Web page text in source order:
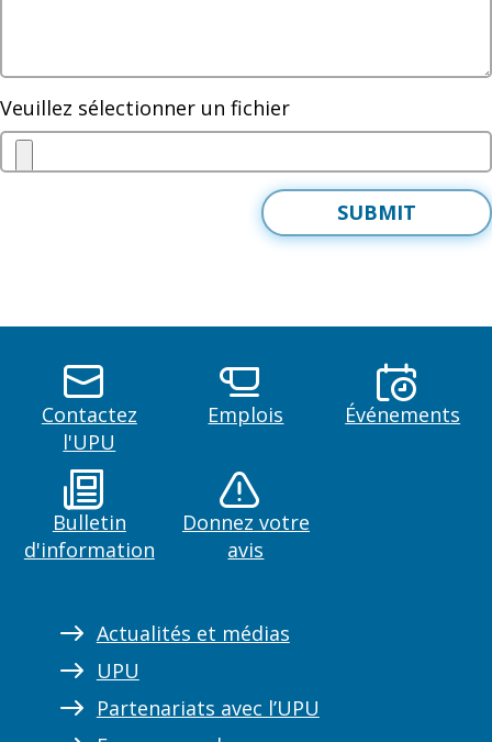
Veuillez sélectionner un fichier
Contactez
l'UPU
Emplois Événements
Bulletin
d'information
Donnez votre
avis
Actualités et médias
UPU
Partenariats avec l’UPU